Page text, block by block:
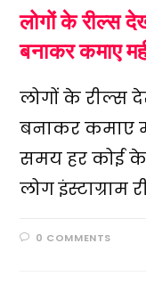
लोगों के रील्स
बनाकर कमाए
लोगों के रील्स
बनाकर कमाए
समय हर कोई
लोग इंस्टाग्राम
0 COMMENTS